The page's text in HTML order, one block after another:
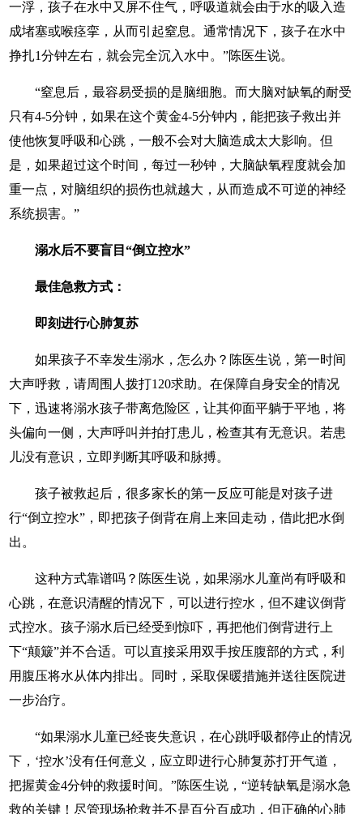
一浮，孩子在水中又屏不住气，呼吸道就会由于水的吸入造
成堵塞或喉痉挛，从而引起窒息。通常情况下，孩子在水中
挣扎1分钟左右，就会完全沉入水中。”陈医生说。
“窒息后，最容易受损的是脑细胞。而大脑对缺氧的耐受
只有4-5分钟，如果在这个黄金4-5分钟内，能把孩子救出并
使他恢复呼吸和心跳，一般不会对大脑造成太大影响。但
是，如果超过这个时间，每过一秒钟，大脑缺氧程度就会加
重一点，对脑组织的损伤也就越大，从而造成不可逆的神经
系统损害。”
溺水后不要盲目“倒立控水”
最佳急救方式：
即刻进行心肺复苏
如果孩子不幸发生溺水，怎么办？陈医生说，第一时间
大声呼救，请周围人拨打120求助。在保障自身安全的情况
下，迅速将溺水孩子带离危险区，让其仰面平躺于平地，将
头偏向一侧，大声呼叫并拍打患儿，检查其有无意识。若患
儿没有意识，立即判断其呼吸和脉搏。
孩子被救起后，很多家长的第一反应可能是对孩子进
行“倒立控水”，即把孩子倒背在肩上来回走动，借此把水倒
出。
这种方式靠谱吗？陈医生说，如果溺水儿童尚有呼吸和
心跳，在意识清醒的情况下，可以进行控水，但不建议倒背
式控水。孩子溺水后已经受到惊吓，再把他们倒背进行上
下“颠簸”并不合适。可以直接采用双手按压腹部的方式，利
用腹压将水从体内排出。同时，采取保暖措施并送往医院进
一步治疗。
“如果溺水儿童已经丧失意识，在心跳呼吸都停止的情况
下，‘控水’没有任何意义，应立即进行心肺复苏打开气道，
把握黄金4分钟的救援时间。”陈医生说，“逆转缺氧是溺水急
救的关键！尽管现场抢救并不是百分百成功，但正确的心肺